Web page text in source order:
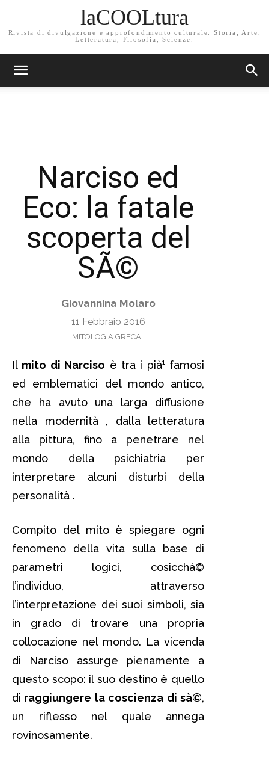
laCOOLtura
Rivista di divulgazione e approfondimento culturale. Storia, Arte,
Letteratura, Filosofia, Scienze.
Narciso ed
Eco: la fatale
scoperta del
SÃ©
Giovannina Molaro
11 Febbraio 2016
MITOLOGIA GRECA
Il mito di Narciso è tra i pià¹ famosi
ed emblematici del mondo antico,
che ha avuto una larga diffusione
nella modernità , dalla letteratura
alla pittura, fino a penetrare nel
mondo della psichiatria per
interpretare alcuni disturbi della
personalità .
Compito del mito è spiegare ogni
fenomeno della vita sulla base di
parametri logici, cosicchà©
l’individuo, attraverso
l’interpretazione dei suoi simboli, sia
in grado di trovare una propria
collocazione nel mondo. La vicenda
di Narciso assurge pienamente a
questo scopo: il suo destino è quello
di raggiungere la coscienza di sà©,
un riflesso nel quale annega
rovinosamente.